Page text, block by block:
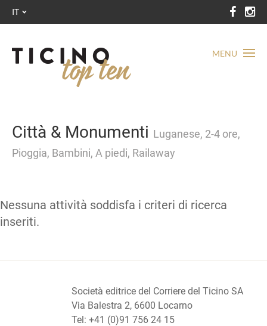
MENU
IT
Città & Monumenti Luganese, 2-4 ore,
Pioggia, Bambini, A piedi, Railaway
Nessuna attività soddisfa i criteri di ricerca
inseriti.
Società editrice del Corriere del Ticino SA
Via Balestra 2, 6600 Locarno
Tel: +41 (0)91 756 24 15